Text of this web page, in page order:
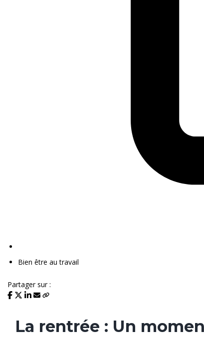
Bien être au travail
Partager sur :
La rentrée : Un